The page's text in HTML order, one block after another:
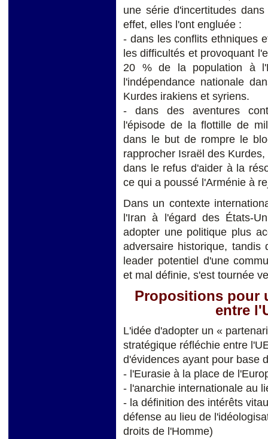
une série d'incertitudes
effet, elles l'ont engluée :
- dans les conflits ethniques
les difficultés et provoquant
20 % de la population à
l'indépendance nationale
Kurdes irakiens et syriens.
- dans des aventures
l'épisode de la flottille de
dans le but de rompre le
rapprocher Israël des
dans le refus d'aider à la
ce qui a poussé l'Arménie à
Dans un contexte
l'Iran à l'égard des États-
adopter une politique plus
adversaire historique,
leader potentiel d'une
et mal définie, s'est tournée
Propositions pour
entre
L'idée d'adopter un «
stratégique réfléchie entre
d'évidences ayant pour base
- l'Eurasie à la place de
- l'anarchie internationale au
- la définition des intérêts
défense au lieu de
droits de l'Homme)